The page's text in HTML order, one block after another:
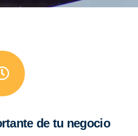
de tu negocio